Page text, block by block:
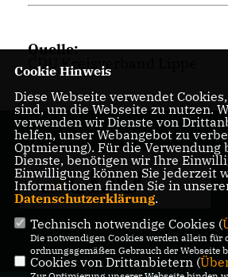
Quelle:
CDU Kreisverband Lippe
Cookie Hinweis
Diese Webseite verwendet
sind, um die Webseite zu nutzen.
verwenden wir Dienste von
helfen, unser Webangebot zu
Optmierung). Für die Verwendung
Dienste, benötigen wir Ihre
Einwilligung können Sie jederzeit
Informationen finden Sie in
Datenschutzerklärung.
Technisch notwendige Cookies (
Die notwendigen Cookies werden allein für
ordnungsgemäßen Gebrauch der Webseite
Cookies von Drittanbietern (